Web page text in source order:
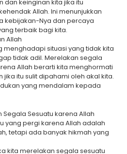
dan keinginan kita jika itu
Allah. Ini menunjukkan
kebijakan-Nya dan percaya
terbaik bagi kita.
Allah
menghadapi situasi yang tidak kita
tidak adil. Merelakan segala
Allah berarti kita menghormati
itu sulit dipahami oleh akal kita.
yang mendalam kepada
Segala Sesuatu karena Allah
yang pergi karena Allah adalah
tetapi ada banyak hikmah yang
kita merelakan segala sesuatu